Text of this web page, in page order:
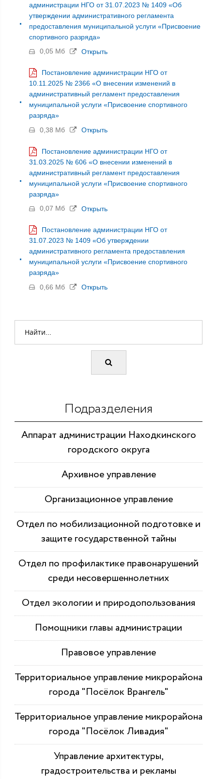
администрации НГО от 31.07.2023 № 1409 «Об
утверждении административного регламента
предоставления муниципальной услуги «Присвоение
спортивного разряда»
0,05 Мб
Открыть
Постановление администрации НГО от
10.11.2025 № 2366 «О внесении изменений в
административный регламент предоставления
муниципальной услуги «Присвоение спортивного
разряда»
0,38 Мб
Открыть
Постановление администрации НГО от
31.03.2025 № 606 «О внесении изменений в
административный регламент предоставления
муниципальной услуги «Присвоение спортивного
разряда»
0,07 Мб
Открыть
Постановление администрации НГО от
31.07.2023 № 1409 «Об утверждении
административного регламента предоставления
муниципальной услуги «Присвоение спортивного
разряда»
0,66 Мб
Открыть
Подразделения
Аппарат администрации Находкинского
городского округа
Архивное управление
Организационное управление
Отдел по мобилизационной подготовке и
защите государственной тайны
Отдел по профилактике правонарушений
среди несовершеннолетних
Отдел экологии и природопользования
Помощники главы администрации
Правовое управление
Территориальное управление микрорайона
города "Посёлок Врангель"
Территориальное управление микрорайона
города "Посёлок Ливадия"
Управление архитектуры,
градостроительства и рекламы